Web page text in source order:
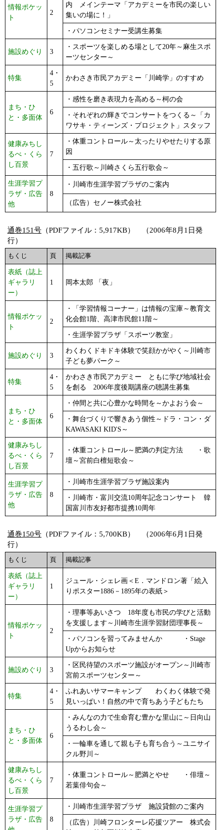
情報ポケッ
ト
2
内 メインテーマ「アカデミーを市民の楽しい
集いの場に！」
・パソコンセミナー受講生募集
施設めぐり 3
・スポーツを楽しめる場として20年～麻生スポ
ーツセンター～
特集
4・
5
かわさき市民アカデミー「川崎学」のすすめ
まち・ひ
と・多面体
6
・感性を磨き表現力を高める～柯の会
・それぞれの輝きでコンサートをつくる～「カ
ワサキ・ティーンズ・プロジェクト」スタッフ
健康みちし
るべ・くら
し百景
7
・体重コントロール～太ったりやせたりする原
因
・五行歌～川崎さくら五行歌会～
生涯学習プ
ラザ・広告
他
8
・川崎市生涯学習プラザのご案内
（広告）セノー株式会社
通巻151号 （PDFファイル：5,917KB） （2006年8月1日発
行）
もくじ 頁 掲載記事
表紙（誌上
ギャラリ
ー）
1 岡本太郎 「夜」
情報ポケッ
ト
2
・「学習情報コーナー」は情報の宝庫～教育文
化会館1階、高津市民館11階～
・生涯学習プラザ「スポーツ教室」
施設めぐり 3
わくわくドキドキ体験で笑顔かがやく～川崎市
子ども夢パーク～
特集
4・
5
かわさき市民アカデミー ともに学び地域社会
を創る 2006年度後期講座の聴講生募集
まち・ひ
と・多面体
6
・仲間と共に心豊かな時間を～かよおう会～
・舞台づくりで響きあう個性～ドラ・コン・ダ
KAWASAKI KID'S～
健康みちし
るべ・くら
し百景
7
・体重コントロール～肥満の判定方法 ・歌
壇～宮前白檀短歌会～
生涯学習プ
ラザ・広告
他
8
・川崎市生涯学習プラザ施設案内
・川崎市・富川交流10周年記念コンサート 韓
国富川市友好都市提携10周年
通巻150号 （PDFファイル：5,700KB） （2006年6月1日発
行）
もくじ 頁 掲載記事
表紙（誌上
ギャラリ
ー）
1
ジュール・シェレ画＜E．マンドロン著「絵入
りポスター1886－1895年の表紙＞
情報ポケッ
ト
2
・理事等あいさつ 18年度も市民の学びと活動
を支援します～川崎市生涯学習財団理事長～
・パソコンを習ってみませんか ・Stage
Upからお知らせ
施設めぐり 3
・区民待望のスポーツ施設がオープン～川崎市
宮前スポーツセンター～
特集
4・
5
ふれあいサマーキャンプ わくわく体験で発
見いっぱい！自然の中で育ちあう子どもたち
まち・ひ
と・多面体
6
・みんなの力で生命育む豊かな里山に～日向山
うるわし会～
・一輪車を通して親も子も育ち合う～ユニサイ
クル野川～
健康みちし
るべ・くら
し百景
7
・体重コントロール～肥満とやせ ・俳壇～
若葉俳句会～
生涯学習プ
ラザ・広告
8
・川崎市生涯学習プラザ 施設貸館のご案内
（広告）川崎フロンターレ応援ツアー 株式会